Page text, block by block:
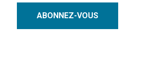
ABONNEZ-VOUS